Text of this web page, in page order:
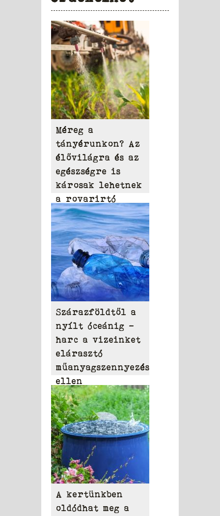
Méreg a
tányérunkon? Az
élővilágra és az
egészségre is
károsak lehetnek
a rovarirtó
szerek
Szárazföldtől a
nyílt óceánig –
harc a vizeinket
elárasztó
műanyagszennyezés
ellen
A kertünkben
oldódhat meg a